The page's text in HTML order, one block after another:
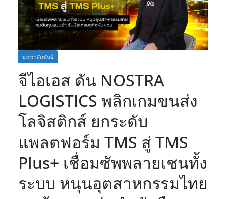
ประชาสัมพันธ์
จีไอเอส ดัน NOSTRA
LOGISTICS พลิกเกมขนส่ง
โลจิสติกส์ ยกระดับ
แพลตฟอร์ม TMS สู่ TMS
Plus+ เชื่อมซัพพลายเชนทั้ง
ระบบ หนุนอุตสาหกรรมไทย